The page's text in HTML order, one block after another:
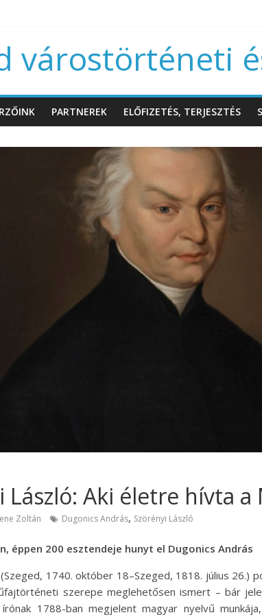
várostörténeti
PARTNEREK ELŐFIZETÉS, TERJESZTÉS
László: Aki életre hívta a
Zoltán Dugonics András, Szörényi László
éppen 200 esztendeje hunyt el Dugonics András
1740. október 18–Szeged, 1818. július 26.)
szerepe meglehetősen ismert – bár
1788-ban megjelent magyar nyelvű